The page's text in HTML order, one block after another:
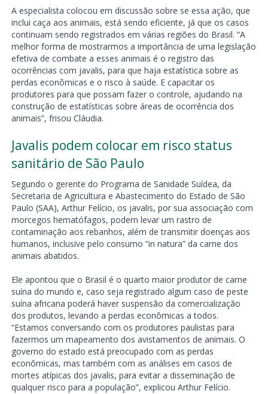
A especialista colocou em discussão sobre se essa ação, que
inclui caça aos animais, está sendo eficiente, já que os casos
continuam sendo registrados em várias regiões do Brasil. “A
melhor forma de mostrarmos a importância de uma legislação
efetiva de combate a esses animais é o registro das
ocorrências com javalis, para que haja estatística sobre as
perdas econômicas e o risco à saúde. E capacitar os
produtores para que possam fazer o controle, ajudando na
construção de estatísticas sobre áreas de ocorrência dos
animais”, frisou Cláudia.
Javalis podem colocar em risco status
sanitário de São Paulo
Segundo o gerente do Programa de Sanidade Suídea, da
Secretaria de Agricultura e Abastecimento do Estado de São
Paulo (SAA), Arthur Felício, os javalis, por sua associação com
morcegos hematófagos, podem levar um rastro de
contaminação aos rebanhos, além de transmitir doenças aos
humanos, inclusive pelo consumo “in natura” da carne dos
animais abatidos.
Ele apontou que o Brasil é o quarto maior produtor de carne
suína do mundo e, caso seja registrado algum caso de peste
suína africana poderá haver suspensão da comercialização
dos produtos, levando a perdas econômicas a todos.
“Estamos conversando com os produtores paulistas para
fazermos um mapeamento dos avistamentos de animais. O
governo do estado está preocupado com as perdas
econômicas, mas também com as análises em casos de
mortes atípicas dos javalis, para evitar a disseminação de
qualquer risco para a população”, explicou Arthur Felício.